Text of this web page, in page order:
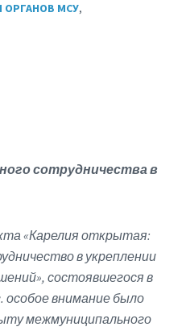
ОРГАНОВ МСУ,
сотрудничества в
«Карелия открытая:
в укреплении
, состоявшегосяв
особое внимание было
межмуниципального